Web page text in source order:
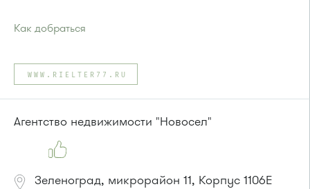
Как добраться
Автобус № 1, 9, 10, 12, 13, 15, 23, 31, 312, 377, 390, 476, 493.
Маршрутка № 127, 128, 312, 377, 390, 409м, 431м, 476, 476м,
720м, 721м, 900, 903
Автобус № 4
WWW.RIELTER77.RU
Агентство недвижимости "Новосел"
Зеленоград, микрорайон 11, Корпус 1106Е